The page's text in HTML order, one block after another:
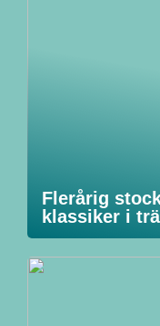
Flerårig
klassiker i